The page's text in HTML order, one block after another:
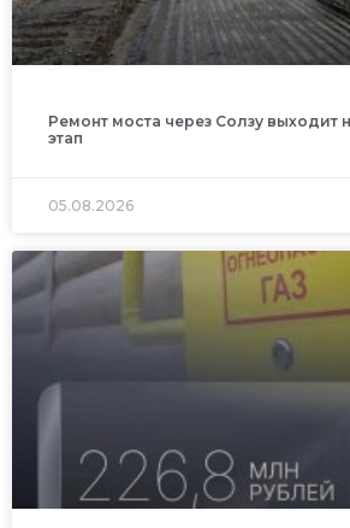
Ремонт моста через Солзу
этап
05.08.2026